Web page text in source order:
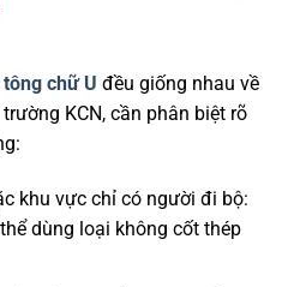
chữ U đều giống nhau về
KCN, cần phân biệt rõ
khu vực chỉ có người đi bộ:
dùng loại không cốt thép